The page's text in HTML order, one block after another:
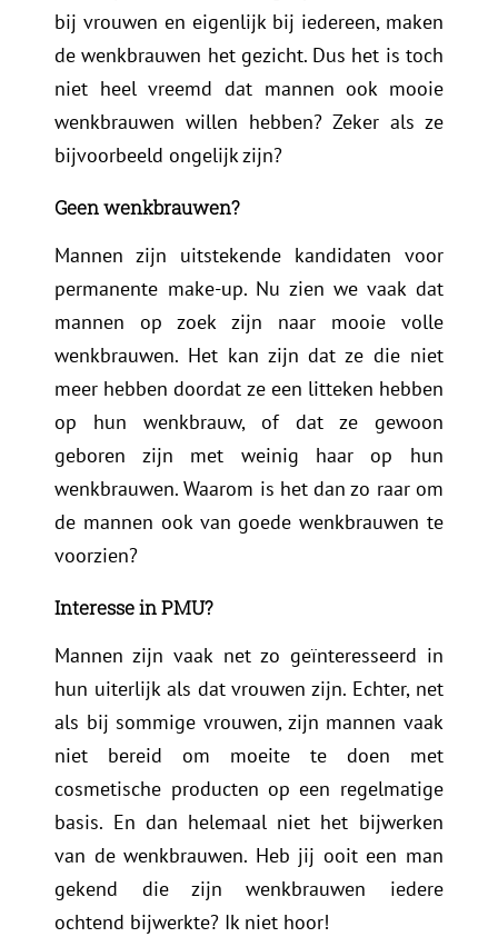
bij vrouwen en eigenlijk bij iedereen, maken
de wenkbrauwen het gezicht. Dus het is toch
niet heel vreemd dat mannen ook mooie
wenkbrauwen willen hebben? Zeker als ze
bijvoorbeeld ongelijk zijn?
Geen wenkbrauwen?
Mannen zijn uitstekende kandidaten voor
permanente make-up. Nu zien we vaak dat
mannen op zoek zijn naar mooie volle
wenkbrauwen. Het kan zijn dat ze die niet
meer hebben doordat ze een litteken hebben
op hun wenkbrauw, of dat ze gewoon
geboren zijn met weinig haar op hun
wenkbrauwen. Waarom is het dan zo raar om
de mannen ook van goede wenkbrauwen te
voorzien?
Interesse in PMU?
Mannen zijn vaak net zo geïnteresseerd in
hun uiterlijk als dat vrouwen zijn. Echter, net
als bij sommige vrouwen, zijn mannen vaak
niet bereid om moeite te doen met
cosmetische producten op een regelmatige
basis. En dan helemaal niet het bijwerken
van de wenkbrauwen. Heb jij ooit een man
gekend die zijn wenkbrauwen iedere
ochtend bijwerkte? Ik niet hoor!